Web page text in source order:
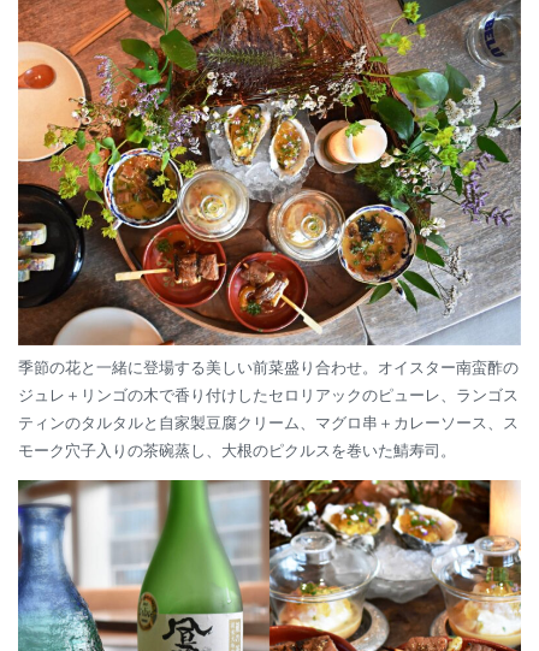
季節の花と一緒に登場する美しい前菜盛り合わせ。オイスター南蛮酢の
ジュレ＋リンゴの木で香り付けしたセロリアックのピューレ、ランゴス
ティンのタルタルと自家製豆腐クリーム、マグロ串＋カレーソース、ス
モーク穴子入りの茶碗蒸し、大根のピクルスを巻いた鯖寿司。